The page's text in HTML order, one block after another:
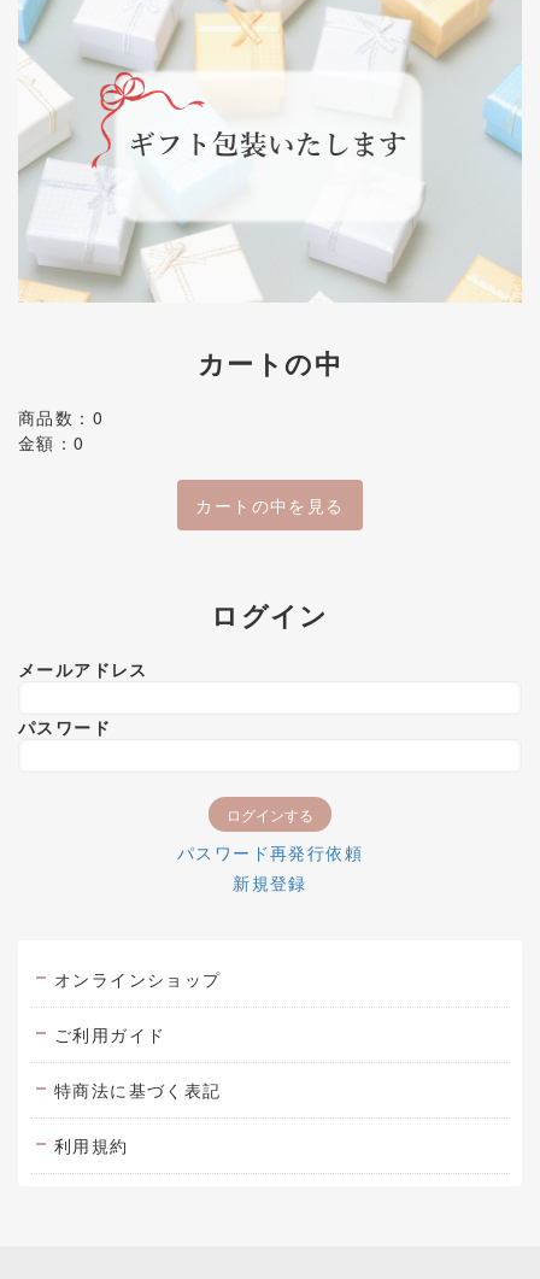
カートの中
商品数：0
金額：0
カートの中を見る
ログイン
メールアドレス
パスワード
パスワード再発行依頼
新規登録
オンラインショップ
ご利用ガイド
特商法に基づく表記
利用規約